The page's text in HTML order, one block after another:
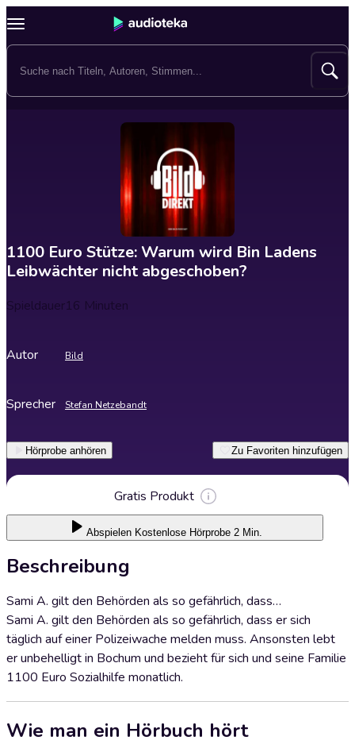
1100 Euro Stütze: Warum wird Bin Ladens
Leibwächter nicht abgeschoben?
Spieldauer16 Minuten
Autor Bild
Sprecher Stefan Netzebandt
Hörprobe anhören Zu Favoriten hinzufügen
Gratis Produkt
Abspielen Kostenlose Hörprobe 2 Min.
Beschreibung
Sami A. gilt den Behörden als so gefährlich, dass…
Sami A. gilt den Behörden als so gefährlich, dass er sich
täglich auf einer Polizeiwache melden muss. Ansonsten lebt
er unbehelligt in Bochum und bezieht für sich und seine Familie
1100 Euro Sozialhilfe monatlich.
Wie man ein Hörbuch hört